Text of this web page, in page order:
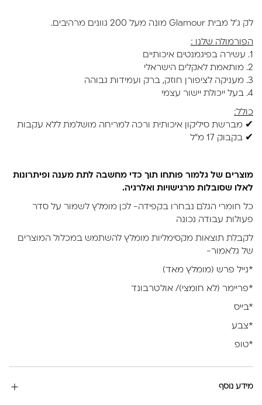
לק ג'ל מבית Glamour מונה מעל 200 גוונים מרהיבים.
הפורמולה שלנו :
1. עשירה בפיגמנטים איכותיים
2. מותאמת לאקלים הישראלי
3. מעניקה לציפורן חוזק, ברק ועמידות גבוהה
4. בעל ייכולת יישור עצמי
כולל:
✔ מברשת סיליקון איכותית ורכה למריחה מושלמת ללא עקבות
✔ בקבוק 17 מ"ל
מוצרים של גלמור פותחו תוך כדי מחשבה לתת מענה ופיתרונות
לאלו שסובלות מרגישויות ואלרגיה.
כל חומרי הגלם נבחרו בקפידה- לכן מומלץ לשמור על סדר
פעולות עבודה נכונה
לקבלת תוצאות מקסימליות מומלץ להשתמש במכלול המוצרים
של גלאמור-
*נייל פרש (מומלץ מאד)
*פריימר (לא חומצי)/ אולטרבונד
*בייס
*צבע
*טופ
מידע נוסף